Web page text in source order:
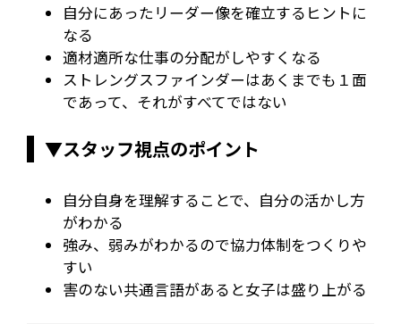
自分にあったリーダー像を確立するヒントに
なる
適材適所な仕事の分配がしやすくなる
ストレングスファインダーはあくまでも１面
であって、それがすべてではない
▼スタッフ視点のポイント
自分自身を理解することで、自分の活かし方
がわかる
強み、弱みがわかるので協力体制をつくりや
すい
害のない共通言語があると女子は盛り上がる